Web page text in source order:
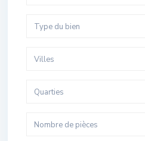
Type du bien
Villes
Quarties
Nombre de pièces